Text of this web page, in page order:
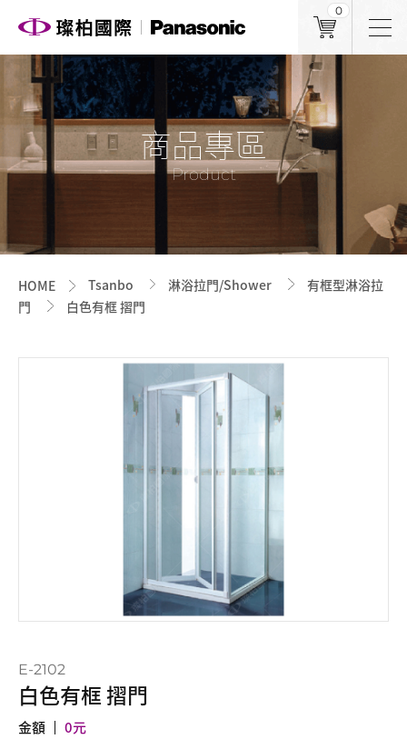
0
商品專區
Product
HOME Tsanbo 淋浴拉門/Shower
有框型淋浴拉
門
白色有框 摺門
E-2102
白色有框 摺門
金額 0元